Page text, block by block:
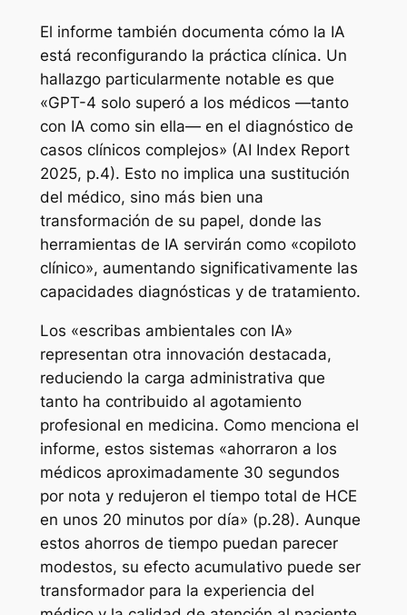
El informe también documenta cómo la IA
está reconfigurando la práctica clínica. Un
hallazgo particularmente notable es que
«GPT-4 solo superó a los médicos —tanto
con IA como sin ella— en el diagnóstico de
casos clínicos complejos» (AI Index Report
2025, p.4). Esto no implica una sustitución
del médico, sino más bien una
transformación de su papel, donde las
herramientas de IA servirán como «copiloto
clínico», aumentando significativamente las
capacidades diagnósticas y de tratamiento.
Los «escribas ambientales con IA»
representan otra innovación destacada,
reduciendo la carga administrativa que
tanto ha contribuido al agotamiento
profesional en medicina. Como menciona el
informe, estos sistemas «ahorraron a los
médicos aproximadamente 30 segundos
por nota y redujeron el tiempo total de HCE
en unos 20 minutos por día» (p.28). Aunque
estos ahorros de tiempo puedan parecer
modestos, su efecto acumulativo puede ser
transformador para la experiencia del